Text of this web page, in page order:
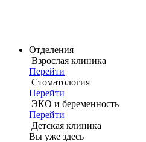
Отделения
Взрослая клиника
Перейти
Стоматология
Перейти
ЭКО и беременность
Перейти
Детская клиника
Вы уже здесь